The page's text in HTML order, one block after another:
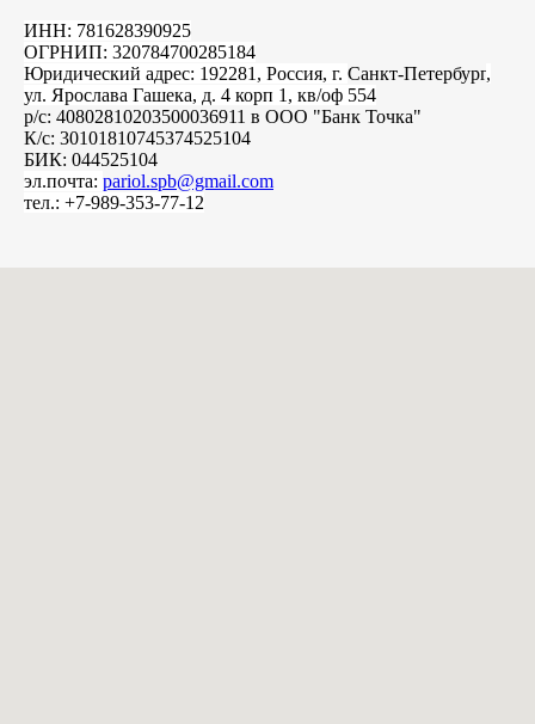
ИНН: 781628390925
ОГРНИП: 320784700285184
Юридический адрес: 192281, Россия, г. Санкт-Петербург,
ул. Ярослава Гашека, д. 4 корп 1, кв/оф 554
р/с: 40802810203500036911 в ООО "Банк Точка"
К/с: 30101810745374525104
БИК: 044525104
эл.почта: pariol.spb@gmail.com
тел.: +7-989-353-77-12